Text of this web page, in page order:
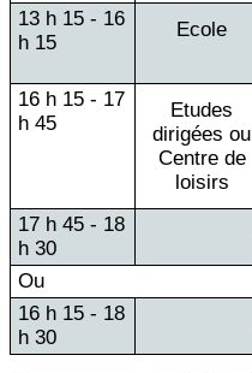
13 h 15 - 16
h 15
Ecole
16 h 15 - 17
h 45
Etudes
dirigées ou
Centre de
loisirs
17 h 45 - 18
h 30
Ou
16 h 15 - 18
h 30